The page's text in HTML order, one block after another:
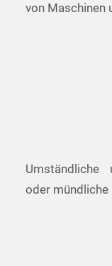
von Maschinen
Umständliche
oder